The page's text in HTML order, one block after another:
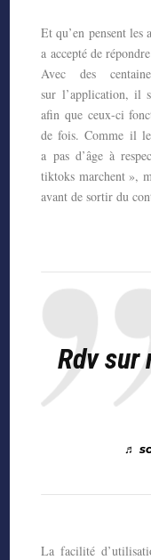
Et qu’en pensent les
a accepté de
Avec des
sur l’application, il
afin que ceux-ci
de fois. Comme il
apas d’âge à
tiktoks marchent »,
avant de sortir du
Rdv sur
♬
La facilité